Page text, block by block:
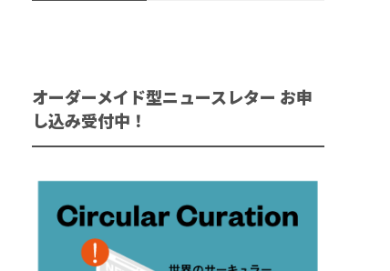
オーダーメイド型ニュースレター お申
し込み受付中！